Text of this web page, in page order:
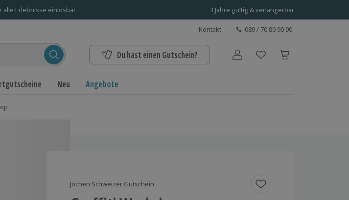
alle Erlebnisse einlösbar 3 Jahre gültig & verlängerbar
Kontakt 089 / 70 80 90 90
Du hast einen Gutschein? Benutzerkonto
Neu Angebote
Jochen Schweizer Gutschein